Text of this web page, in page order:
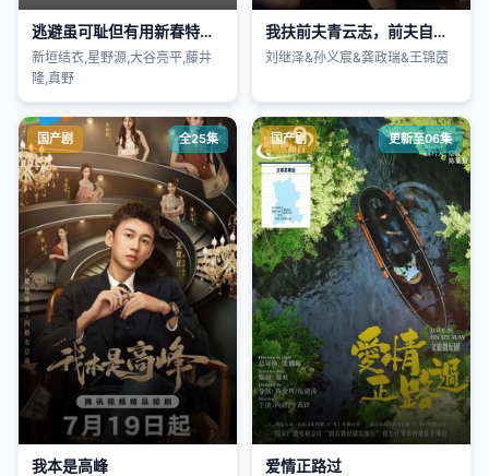
逃避虽可耻但有用新春特别篇
新垣结衣,星野源,大谷亮平,藤井
隆,真野
我扶前夫青云志，前夫自夸有本事
刘继泽&孙义宸&龚政瑞&王锦茵
国产剧 全25集
我本是高峰
国产剧 更新至06集
爱情正路过